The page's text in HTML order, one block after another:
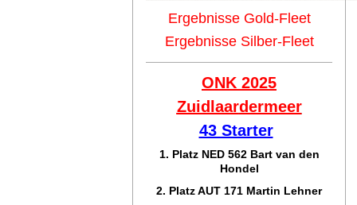
Ergebnisse Gold-Fleet
Ergebnisse Silber-Fleet
ONK 2025
Zuidlaardermeer
43 Starter
1. Platz NED 562 Bart van den
Hondel
2. Platz AUT 171 Martin Lehner